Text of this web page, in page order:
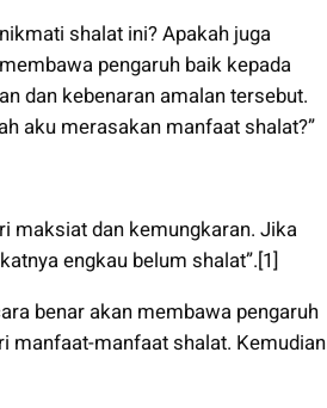
shalat ini? Apakah juga
pengaruh baik kepada
dan kebenaran amalan tersebut.
aku merasakan manfaat shalat?”
maksiat dan kemungkaran. Jika
engkau belum shalat”.[1]
benar akan membawa pengaruh
manfaat-manfaat shalat. Kemudian